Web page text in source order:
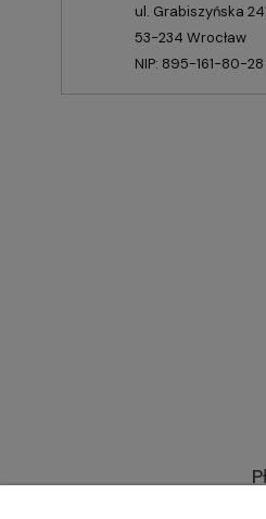
ul. Grabiszyńska
53-234 Wrocław
NIP: 895-161-80-28